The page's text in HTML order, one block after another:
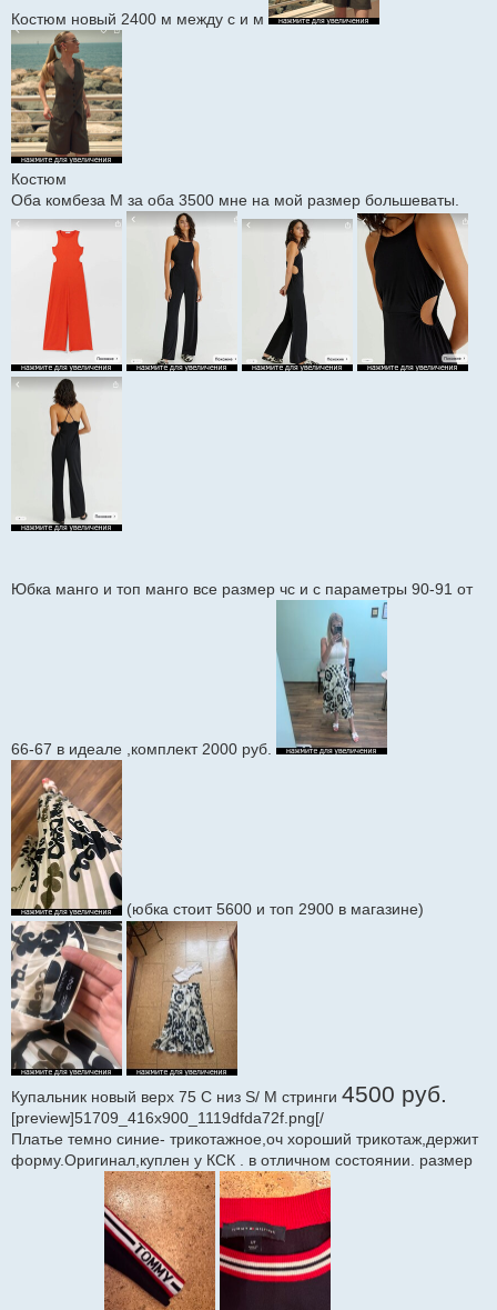
Костюм новый 2400 м между с и м
Костюм
Оба комбеза M за оба 3500 мне на мой размер большеваты.
Юбка манго и топ манго все размер чс и с параметры 90-91 от
66-67 в идеале ,комплект 2000 руб.
(юбка стоит 5600 и топ 2900 в магазине)
Купальник новый верх 75 С низ S/ M стринги 4500 руб.
[preview]51709_416x900_1119dfda72f.png[/
Платье темно синие- трикотажное,оч хороший трикотаж,держит
форму.Оригинал,куплен у КСК . в отличном состоянии. размер